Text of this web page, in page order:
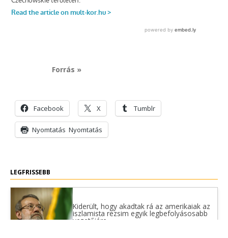
Forrás »
Facebook X Tumblr
Nyomtatás Nyomtatás
LEGFRISSEBB
Kiderült, hogy akadtak rá az amerikaiak az
iszlamista rezsim egyik legbefolyásosabb
vezetőjére